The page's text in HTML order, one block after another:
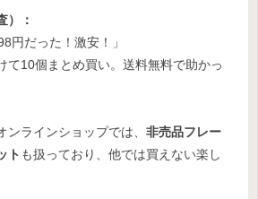
）：
円だった！激安！」
て10個まとめ買い。送料無料で助かっ
ンラインショップでは、 非売品フレー
ト も扱っており、他では買えない楽し